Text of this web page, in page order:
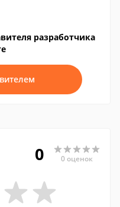
разработчика
0 0 оценок